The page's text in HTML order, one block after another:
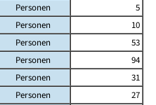
Personen
5
Personen
10
Personen
53
Personen
94
Personen
31
Personen
27